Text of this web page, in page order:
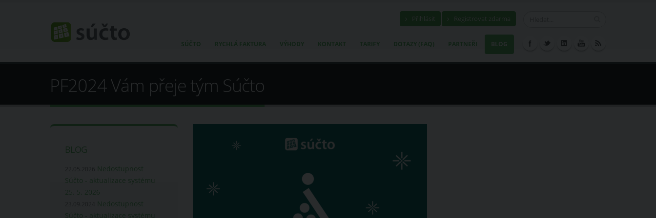
Přihlásit Registrovat zdarma
SÚČTO RYCHLÁ FAKTURA VÝHODY KONTAKT TARIFY DOTAZY (FAQ) PARTNEŘI BLOG
PF2024 Vám přeje tým Súčto
BLOG
Nedostupnost
Súčto - aktualizace systému
25. 5. 2026
Nedostupnost
Súčto - aktualizace systému